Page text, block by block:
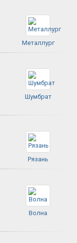
Металлург
Шумбрат
Рязань
Волна